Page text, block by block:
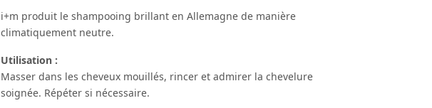
i+m produit le shampooing brillant en Allemagne de manière
climatiquement neutre.
Utilisation :
Masser dans les cheveux mouillés, rincer et admirer la chevelure
soignée. Répéter si nécessaire.